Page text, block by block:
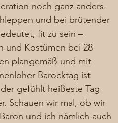
noch ganz anders.
und bei brütender
fit zu sein –
und Kostümen bei 28
plangemäß und mit
Barocktag ist
gefühlt heißeste Tag
Schauen wir mal, ob wir
und ich nämlich auch